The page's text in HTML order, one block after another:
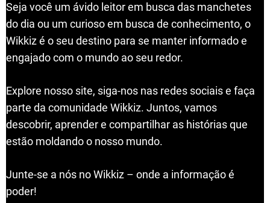
Seja você um ávido leitor em busca das manchetes
do dia ou um curioso em busca de conhecimento, o
Wikkiz é o seu destino para se manter informado e
engajado com o mundo ao seu redor.
Explore nosso site, siga-nos nas redes sociais e faça
parte da comunidade Wikkiz. Juntos, vamos
descobrir, aprender e compartilhar as histórias que
estão moldando o nosso mundo.
Junte-se a nós no Wikkiz – onde a informação é
poder!